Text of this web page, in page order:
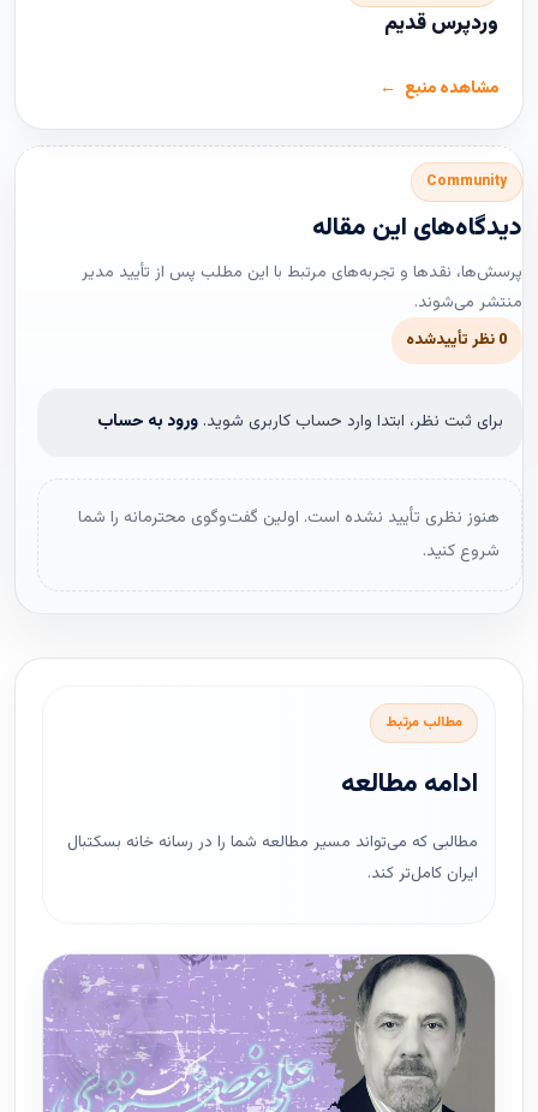
وردپرس قدیم
مشاهده منبع
Community
دیدگاه‌های این مقاله
پرسش‌ها، نقدها و تجربه‌های مرتبط با این مطلب پس از تأیید مدیر
منتشر می‌شوند.
0 نظر تأییدشده
برای ثبت نظر، ابتدا وارد حساب کاربری شوید. ورود به حساب
هنوز نظری تأیید نشده است. اولین گفت‌وگوی محترمانه را شما
شروع کنید.
مطالب مرتبط
ادامه مطالعه
مطالبی که می‌تواند مسیر مطالعه شما را در رسانه خانه بسکتبال
ایران کامل‌تر کند.